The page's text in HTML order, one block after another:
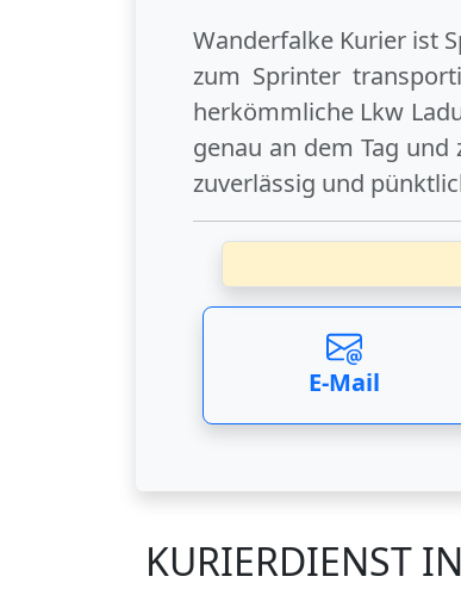
Wanderfalke Kurier ist
zum Sprinter
herkömmliche Lkw
genau an dem Tag
zuverlässig und
E-Mail
KURIERDIENST